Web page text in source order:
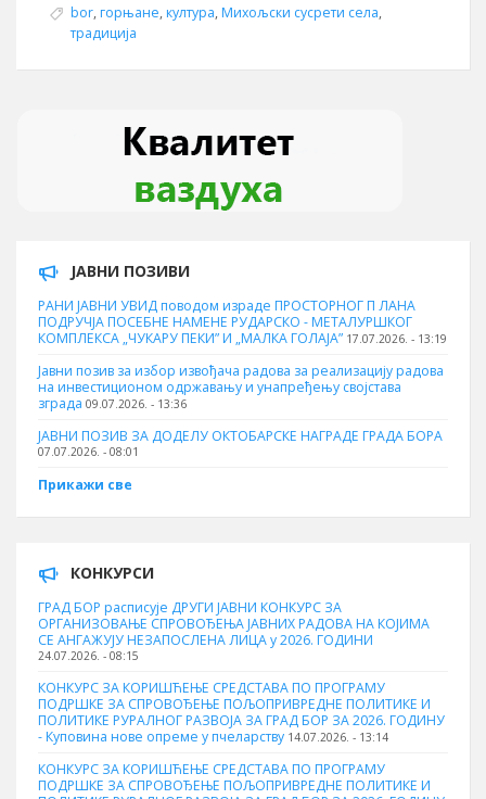
bor,горњане,култура,Михољски сусрети села,
традиција
ЈАВНИ ПОЗИВИ
РАНИ ЈАВНИ УВИД поводом израде ПРОСТОРНОГ П ЛАНА
ПОДРУЧЈА ПОСЕБНЕ НАМЕНЕ РУДАРСКО - МЕТАЛУРШКОГ
КОМПЛЕКСА „ЧУКАРУ ПЕКИ” И „МАЛКА ГОЛАЈА” 17.07.2026. - 13:19
Јавни позив за избор извођача радова за реализацију радова
на инвестиционом одржавању и унапређењу својстава
зграда 09.07.2026. - 13:36
ЈАВНИ ПОЗИВ ЗА ДОДЕЛУ ОКТOБАРСКЕ НАГРАДЕ ГРАДА БОРА
07.07.2026. - 08:01
Прикажи све
КОНКУРСИ
ГРАД БОР расписује ДРУГИ ЈАВНИ КОНКУРС ЗА
ОРГАНИЗОВАЊЕ СПРОВОЂЕЊА ЈАВНИХ РАДОВА НА КОЈИМА
СЕ АНГАЖУЈУ НЕЗАПОСЛЕНА ЛИЦА у 2026. ГОДИНИ
24.07.2026. - 08:15
КОНКУРС ЗА КОРИШЋЕЊЕ СРЕДСТАВА ПО ПРОГРАМУ
ПОДРШКЕ ЗА СПРОВОЂЕЊЕ ПОЉОПРИВРЕДНЕ ПОЛИТИКЕ И
ПОЛИТИКЕ РУРАЛНОГ РАЗВОЈА ЗА ГРАД БОР ЗА 2026. ГОДИНУ
- Куповина нове опреме у пчеларству 14.07.2026. - 13:14
КОНКУРС ЗА КОРИШЋЕЊЕ СРЕДСТАВА ПО ПРОГРАМУ
ПОДРШКЕ ЗА СПРОВОЂЕЊЕ ПОЉОПРИВРЕДНЕ ПОЛИТИКЕ И